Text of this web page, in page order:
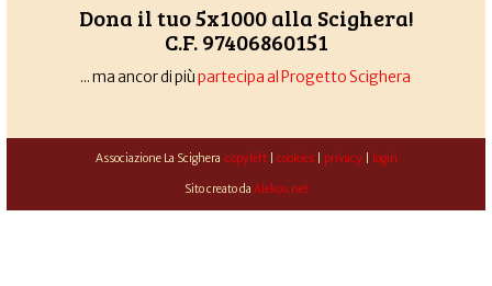
Dona il tuo 5x1000 alla Scighera!
C.F. 97406860151
... ma ancor di piùpartecipa al Progetto Scighera
Associazione La Scighera copyleft| cookies| privacy| login
Sito creato da Alekos.net